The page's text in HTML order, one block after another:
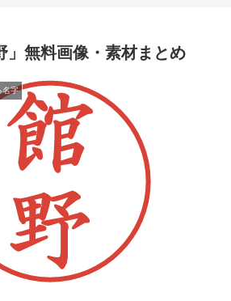
」無料画像・素材まとめ
名字